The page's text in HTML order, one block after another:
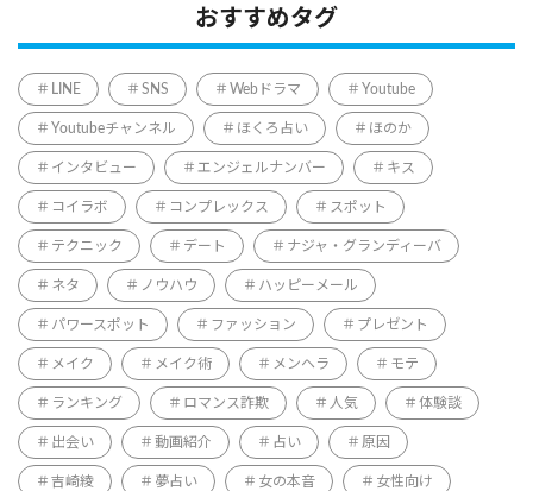
おすすめタグ
LINE SNS Webドラマ Youtube
Youtubeチャンネル ほくろ占い ほのか
インタビュー エンジェルナンバー キス
コイラボ コンプレックス スポット
テクニック デート ナジャ・グランディーバ
ネタ ノウハウ ハッピーメール
パワースポット ファッション プレゼント
メイク メイク術 メンヘラ モテ
ランキング ロマンス詐欺 人気 体験談
出会い 動画紹介 占い 原因
吉崎綾 夢占い 女の本音 女性向け